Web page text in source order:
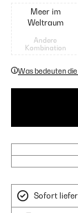
Meer im
Weltraum
Andere
Kombination
Was bedeuten
Sofort